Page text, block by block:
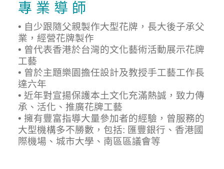
專 業 導 師
• 自少跟隨父親製作大型花牌，長大後子承父
業，經營花牌製作
• 曾代表香港於台灣的文化藝術活動展示花牌
工藝
• 曾於主題樂園擔任設計及教授手工藝工作長
達六年
• 近年對宣揚保護本土文化充滿熱誠，致力傳
承、活化、推廣花牌工藝
• 擁有豐富指導大量參加者的經驗，曾服務的
大型機構多不勝數，包括: 匯豐銀行、香港國
際機場、城市大學、南區區議會等